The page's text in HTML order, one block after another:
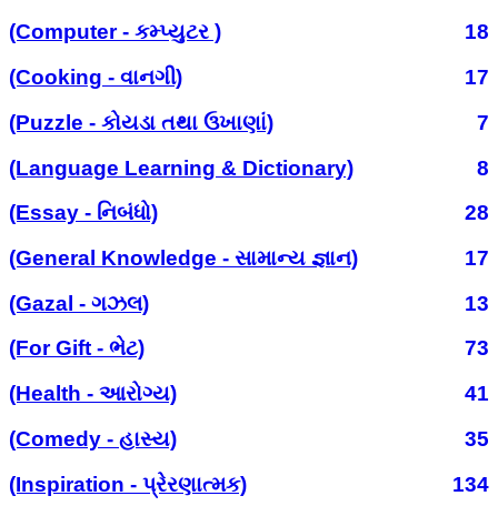
(Computer - કમ્પ્યુટર )
18
(Cooking - વાનગી)
17
(Puzzle - કોયડા તથા ઉખાણાં)
7
(Language Learning & Dictionary)
8
(Essay - નિબંધો)
28
(General Knowledge - સામાન્ય જ્ઞાન)
17
(Gazal - ગઝલ)
13
(For Gift - ભેટ)
73
(Health - આરોગ્ય)
41
(Comedy - હાસ્ય)
35
(Inspiration - પ્રેરણાત્મક)
134